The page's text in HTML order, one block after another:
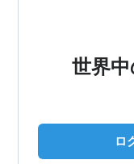
世界
ロ